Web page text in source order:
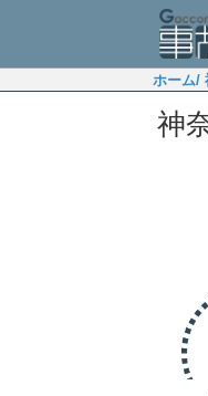
ホーム/
神